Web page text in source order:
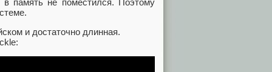
и достаточно длинная.